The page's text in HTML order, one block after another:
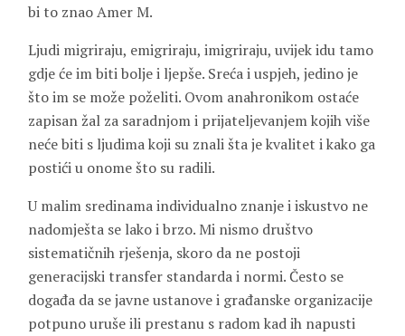
bi to znao Amer M.
Ljudi migriraju, emigriraju, imigriraju, uvijek idu tamo
gdje će im biti bolje i ljepše. Sreća i uspjeh, jedino je
što im se može poželiti. Ovom anahronikom ostaće
zapisan žal za saradnjom i prijateljevanjem kojih više
neće biti s ljudima koji su znali šta je kvalitet i kako ga
postići u onome što su radili.
U malim sredinama individualno znanje i iskustvo ne
nadomješta se lako i brzo. Mi nismo društvo
sistematičnih rješenja, skoro da ne postoji
generacijski transfer standarda i normi. Često se
događa da se javne ustanove i građanske organizacije
potpuno uruše ili prestanu s radom kad ih napusti